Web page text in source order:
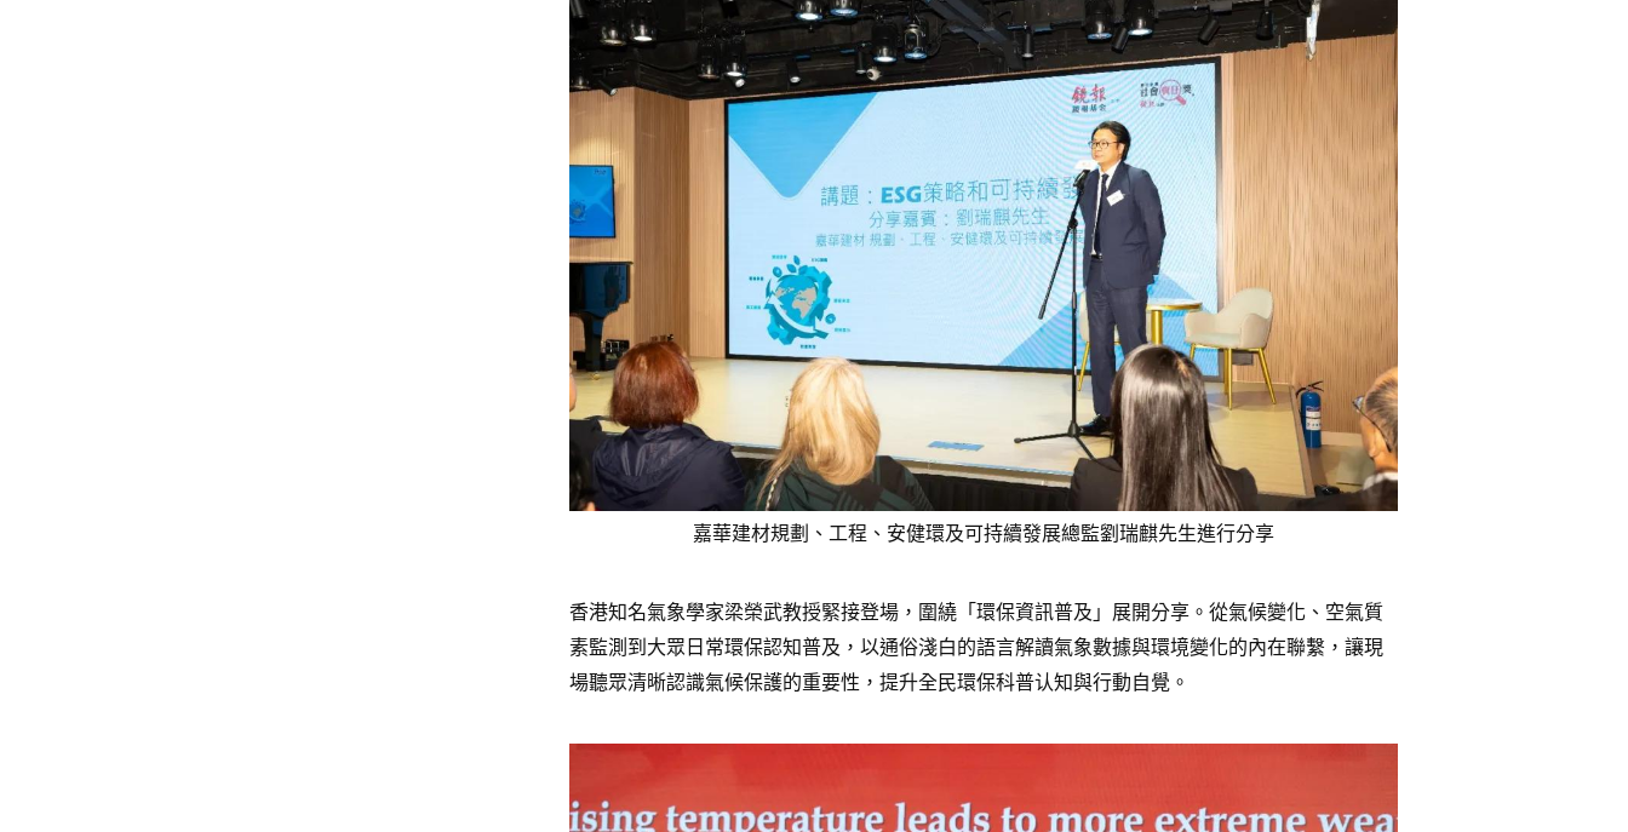
嘉華建材規劃、工程、安健環及可持續發展總監劉瑞麒先生進行分享
香港知名氣象學家梁榮武教授緊接登場，圍繞「環保資訊普及」展開分享。從氣候變化、空氣質
素監測到大眾日常環保認知普及，以通俗淺白的語言解讀氣象數據與環境變化的內在聯繫，讓現
場聽眾清晰認識氣候保護的重要性，提升全民環保科普认知與行動自覺。